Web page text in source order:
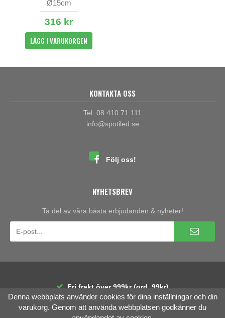
Ø15cm
316 kr
LÄGG I VARUKORGEN
KONTAKTA OSS
Tel. 08 410 71 111
info@spotiled.se
Följ oss!
NYHETSBREV
Ta del av våra bästa erbjudanden & nyheter!
Fri frakt över 999kr (ord. 99kr)
30 dagars öppet köp
Räntefri delbetalning
Denna webbplats använder cookies för dina inställningar och din
varukorg. Genom att använda webbplatsen godkänner du